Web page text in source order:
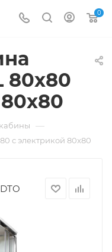
0
80x80
—
с электрикой 80x80
DTO